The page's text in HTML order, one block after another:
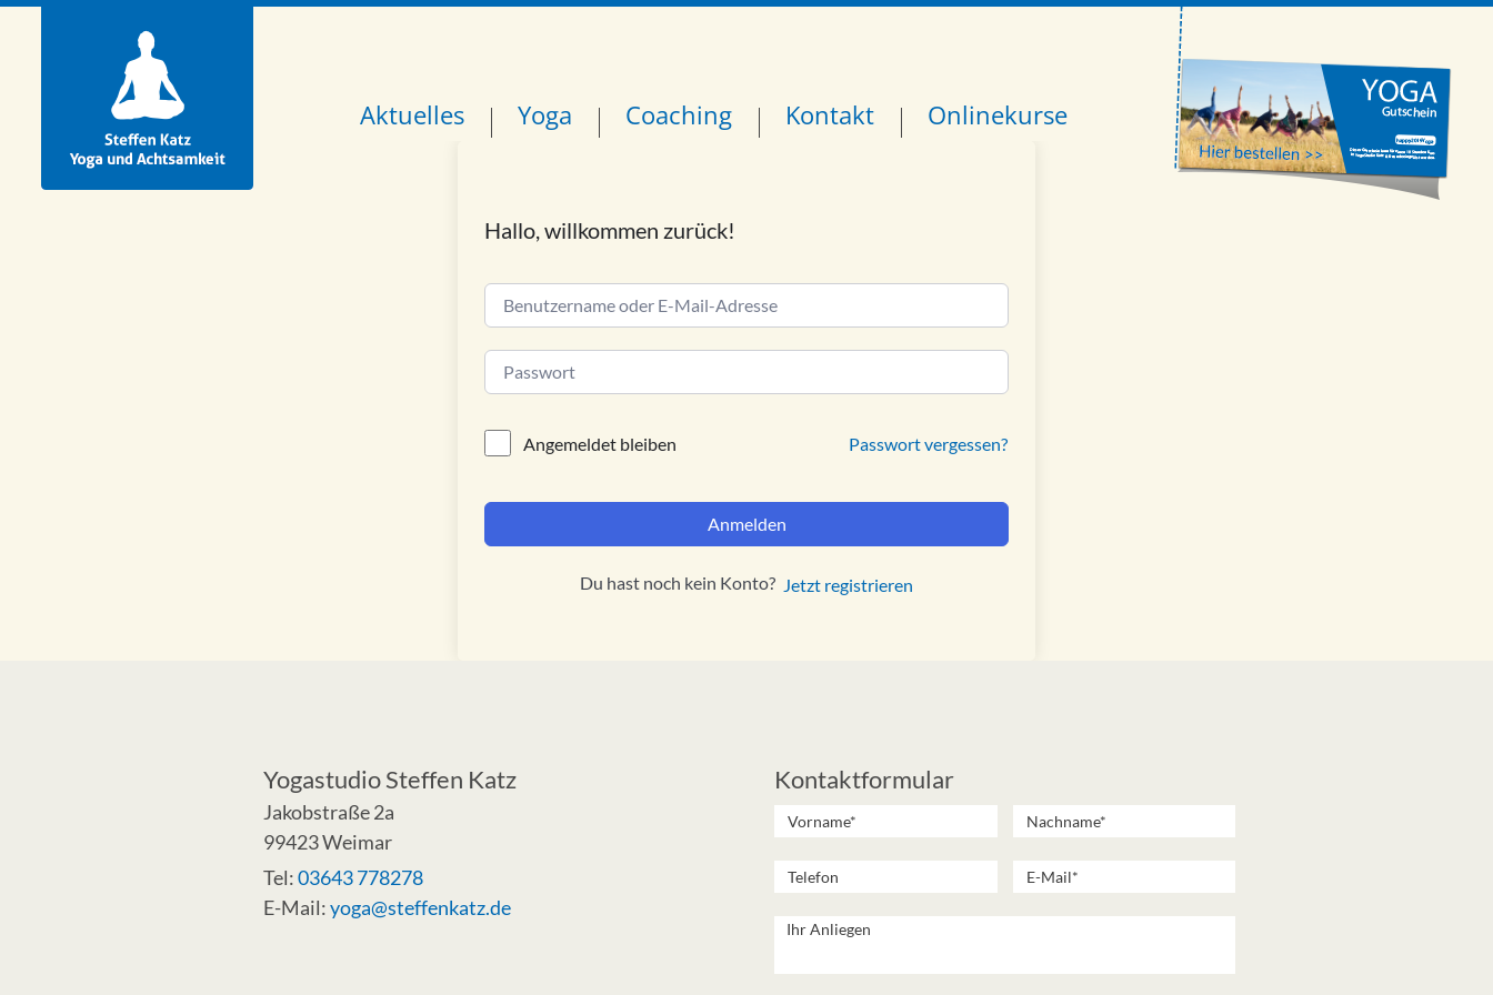
Aktuelles Yoga Coaching Kontakt Onlinekurse
Hallo, willkommen zurück!
Alternative:
Angemeldet bleiben Passwort vergessen?
Anmelden
Du hast noch kein Konto? Jetzt registrieren
Yogastudio Steffen Katz
Jakobstraße 2a
99423 Weimar
Tel:03643 778278
E-Mail:yoga@steffenkatz.de
Kontaktformular